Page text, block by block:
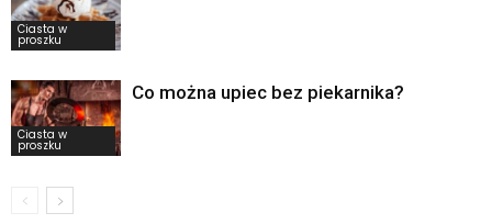
Ciasta w
proszku
Ciasta w
proszku
Co można upiec bez piekarnika?